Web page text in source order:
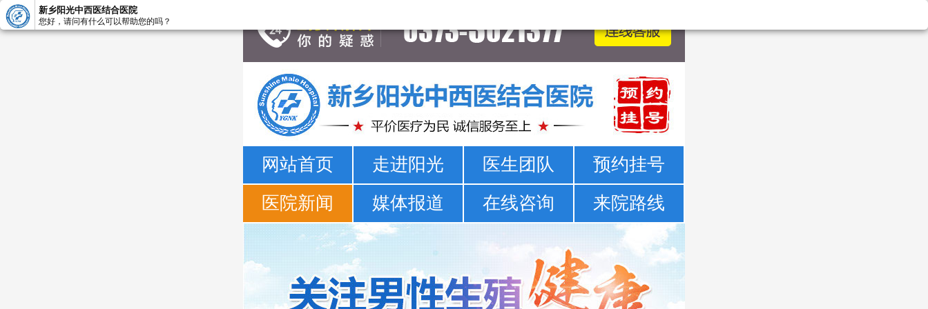
新乡男科医院-新乡市正规男科医院-新乡阳光男科医院
网站首页 走进阳光 医生团队
预约挂号
医院新闻
媒体报道 在线咨询 来院路线
新乡阳光中西医结合医院
您好，请问有什么可以帮助您的吗？